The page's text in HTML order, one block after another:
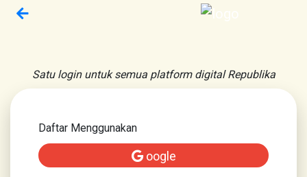
Satu login untuk semua platform digital Republika
Daftar Menggunakan
oogle